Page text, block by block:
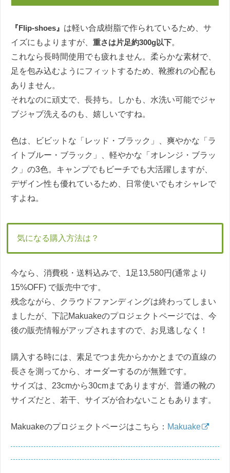
『Flip-shoes』 は軽い合成樹脂で作られているため、サ
イズにもよりますが、 重さは片足約300g以下。
これなら長時間使用でも疲れません。柔らかな素材で、
足を包み込むようにフィットするため、靴擦れの心配も
ありません。
それなのに頑丈で、長持ち。しかも、水洗い可能でジャ
ブジャブ洗えるのも、嬉しいですね。
色は、ビビットな「レッド・ブラック」、爽やかな「ラ
イトブルー・ブラック」、軽やかな「オレンジ・ブラッ
ク」の3色。キャンプでもビーチでも大活躍しますが、
デザイン性も優れているため、日常使いでもオシャレで
すよね。
気になる購入方法は？
今なら、消費税・送料込みで、1足13,580円(通常より
15%OFF) で販売中です。
残念ながら、クラウドファンディングは終わってしまい
ましたが、下記Makuakeのプロジェクトページでは、今
後の販売情報がアップされますので、お見逃しなく！
購入する時には、素足でつま先からかかとまでの直線の
長さを測ってから、オーダーするのが無難です。
サイズは、23cmから30cmまでありますが、普通の靴の
サイズだと、若干、サイズが合わないこともあります。
Makuakeのプロジェクトページはこちら： Makuake